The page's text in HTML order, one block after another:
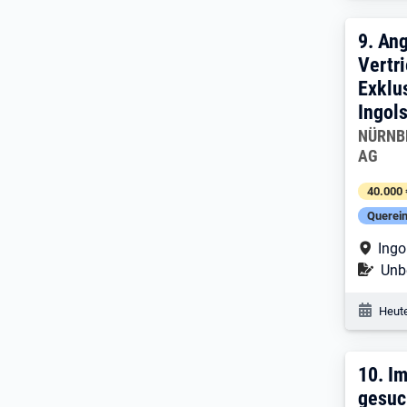
9.
9.
AG
40.000
10.
10.